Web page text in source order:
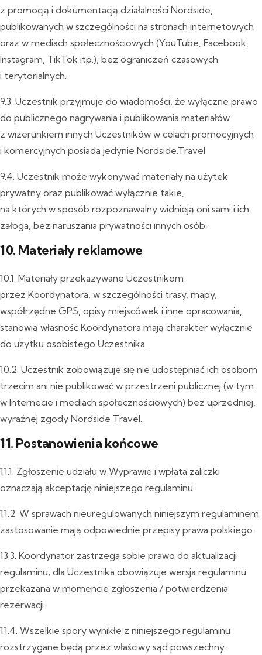
z promocją i dokumentacją działalności Nordside,
publikowanych w szczególności na stronach internetowych
oraz w mediach społecznościowych (YouTube, Facebook,
Instagram, TikTok itp.), bez ograniczeń czasowych
i terytorialnych.
9.3. Uczestnik przyjmuje do wiadomości, że wyłączne prawo
do publicznego nagrywania i publikowania materiałów
z wizerunkiem innych Uczestników w celach promocyjnych
i komercyjnych posiada jedynie Nordside.Travel
9.4. Uczestnik może wykonywać materiały na użytek
prywatny oraz publikować wyłącznie takie,
na których w sposób rozpoznawalny widnieją oni sami i ich
załoga, bez naruszania prywatności innych osób.
10. Materiały reklamowe
10.1. Materiały przekazywane Uczestnikom
przez Koordynatora, w szczególności trasy, mapy,
współrzędne GPS, opisy miejscówek i inne opracowania,
stanowią własność Koordynatora mają charakter wyłącznie
do użytku osobistego Uczestnika.
10.2. Uczestnik zobowiązuje się nie udostępniać ich osobom
trzecim ani nie publikować w przestrzeni publicznej (w tym
w Internecie i mediach społecznościowych) bez uprzedniej,
wyraźnej zgody Nordside Travel.
11. Postanowienia końcowe
11.1. Zgłoszenie udziału w Wyprawie i wpłata zaliczki
oznaczają akceptację niniejszego regulaminu.
11.2. W sprawach nieuregulowanych niniejszym regulaminem
zastosowanie mają odpowiednie przepisy prawa polskiego.
13.3. Koordynator zastrzega sobie prawo do aktualizacji
regulaminu; dla Uczestnika obowiązuje wersja regulaminu
przekazana w momencie zgłoszenia / potwierdzenia
rezerwacji.
11.4. Wszelkie spory wynikłe z niniejszego regulaminu
rozstrzygane będą przez właściwy sąd powszechny.